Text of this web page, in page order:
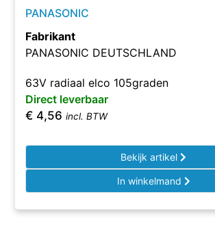
PANASONIC
Fabrikant
PANASONIC DEUTSCHLAND
63V radiaal elco 105graden
Direct leverbaar
€ 4,56 incl. BTW
Bekijk artikel
In winkelmand